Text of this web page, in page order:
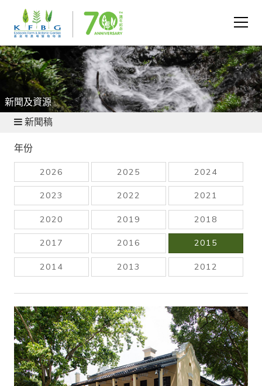
新聞及資源
新聞稿
年份
2026 2025 2024
2023 2022 2021
2020 2019 2018
2017 2016 2015
2014 2013 2012